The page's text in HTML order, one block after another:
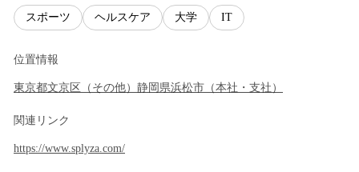
スポーツ ヘルスケア 大学 IT
位置情報
東京都文京区 （ その他） 静岡県浜松市 （本社・支社 ）
関連リンク
https://www.splyza.com/